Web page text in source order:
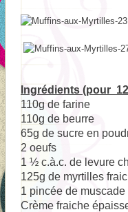
Ingrédients (pour
110gde farine
110g de beurre
65g de sucre en
2 oeufs
1 ½ c.à.c. de levure
125g de myrtilles
1 pincée de muscade
Crème fraiche